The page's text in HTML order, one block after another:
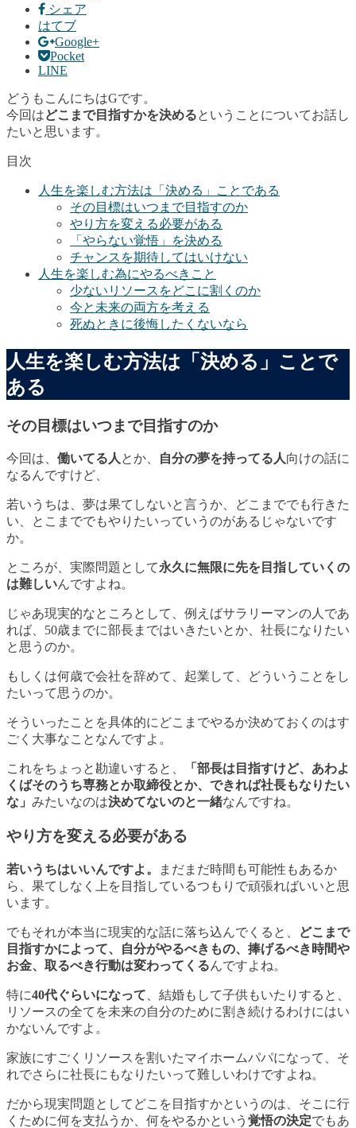
シェア
はてブ
Google+
Pocket
LINE
どうもこんにちはGです。
今回はどこまで目指すかを決めるということについてお話し
たいと思います。
目次
人生を楽しむ方法は「決める」ことである
その目標はいつまで目指すのか
やり方を変える必要がある
「やらない覚悟」を決める
チャンスを期待してはいけない
人生を楽しむ為にやるべきこと
少ないリソースをどこに割くのか
今と未来の両方を考える
死ぬときに後悔したくないなら
人生を楽しむ方法は「決める」ことで
ある
その目標はいつまで目指すのか
今回は、 働いてる人 とか、 自分の夢を持ってる人向けの話に
なるんですけど、
若いうちは、夢は果てしないと言うか、どこまででも行きた
い、とこまででもやりたいっていうのがあるじゃないです
か。
ところが、実際問題として永久に無限に先を目指していくの
は難しいんですよね。
じゃあ現実的なところとして、例えばサラリーマンの人であ
れば、50歳までに部長まではいきたいとか、社長になりたい
と思うのか。
もしくは何歳で会社を辞めて、起業して、どういうことをし
たいって思うのか。
そういったことを具体的にどこまでやるか決めておくのはす
ごく大事なこと なんですよ。
これをちょっと勘違いすると、
「部長は目指すけど、あわよ
くばそのうち専務とか取締役とか、できれば社長もなりたい
な」 みたいなのは決めてないのと一緒なんですね。
やり方を変える必要がある
若いうちはいいんですよ。
まだまだ時間も可能性もあるか
ら、果てしなく上を目指しているつもりで頑張ればいいと思
います。
でもそれが本当に現実的な話に落ち込んでくると、
どこまで
目指すかによって、自分がやるべきもの、捧げるべき時間や
お金、取るべき行動は変わってくるんですよね。
特に40代ぐらいになって 、結婚もして子供もいたりすると、
リソースの全てを未来の自分のために割き続けるわけにはい
かないんですよ。
家族にすごくリソースを割いたマイホームパパになって、そ
れでさらに社長にもなりたいって難しいわけですよね。
だから現実問題としてどこを目指すかというのは、そこに行
くために何を支払うか、何をやるかという 覚悟の決定でもあ